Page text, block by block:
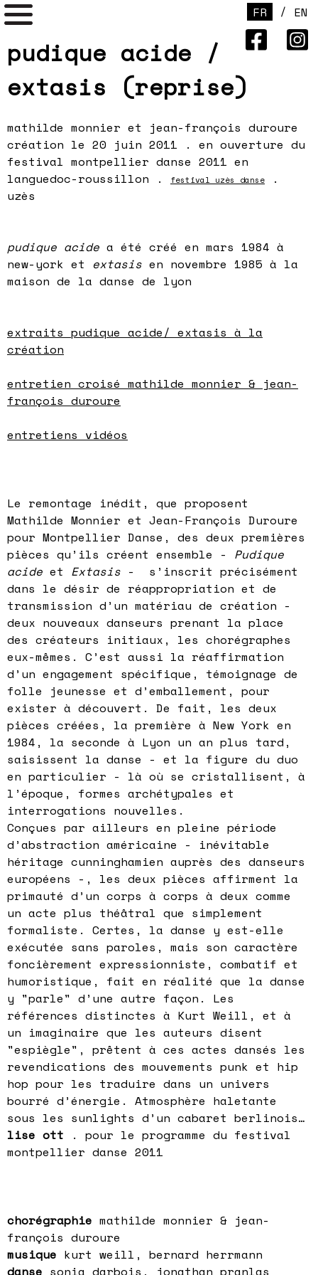
FR / EN
pudique acide /
extasis (reprise)
mathilde monnier et jean-françois duroure
création le 20 juin 2011 . en ouverture du
festival montpellier danse 2011 en
languedoc-roussillon .
festival uzès danse
.
uzès
pudique acide a été créé en mars 1984 à
new-york et extasis en novembre 1985 à la
maison de la danse de lyon
extraits pudique acide/ extasis à la
création
entretien croisé mathilde monnier & jean-
françois duroure
entretiens vidéos
Le remontage inédit, que proposent
Mathilde Monnier et Jean-François Duroure
pour Montpellier Danse, des deux premières
pièces qu’ils créent ensemble - Pudique
acide et Extasis - s’inscrit précisément
dans le désir de réappropriation et de
transmission d’un matériau de création -
deux nouveaux danseurs prenant la place
des créateurs initiaux, les chorégraphes
eux-mêmes. C’est aussi la réaffirmation
d’un engagement spécifique, témoignage de
folle jeunesse et d’emballement, pour
exister à découvert. De fait, les deux
pièces créées, la première à New York en
1984, la seconde à Lyon un an plus tard,
saisissent la danse - et la figure du duo
en particulier - là où se cristallisent, à
l’époque, formes archétypales et
interrogations nouvelles.
Conçues par ailleurs en pleine période
d’abstraction américaine - inévitable
héritage cunninghamien auprès des danseurs
européens -, les deux pièces affirment la
primauté d’un corps à corps à deux comme
un acte plus théâtral que simplement
formaliste. Certes, la danse y est-elle
exécutée sans paroles, mais son caractère
foncièrement expressionniste, combatif et
humoristique, fait en réalité que la danse
y "parle" d’une autre façon. Les
références distinctes à Kurt Weill, et à
un imaginaire que les auteurs disent
"espiègle", prêtent à ces actes dansés les
revendications des mouvements punk et hip
hop pour les traduire dans un univers
bourré d’énergie. Atmosphère haletante
sous les sunlights d’un cabaret berlinois…
lise ott . pour le programme du festival
montpellier danse 2011
chorégraphie mathilde monnier & jean-
françois duroure
musique kurt weill, bernard herrmann